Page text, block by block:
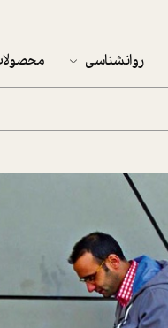
روانشناسی